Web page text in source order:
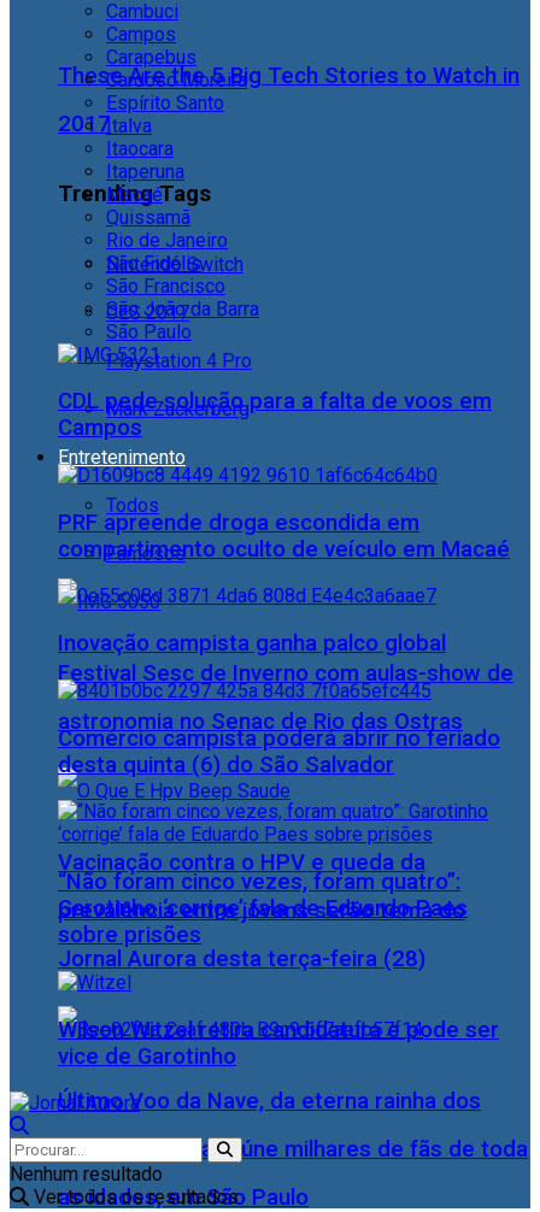
These Are the 5 Big Tech Stories to Watch in
2017
Trending Tags
Nintendo Switch
CES 2017
Playstation 4 Pro
Mark Zuckerberg
Entretenimento
Todos
Famosos
Festival Sesc de Inverno com aulas-show de
astronomia no Senac de Rio das Ostras
Vacinação contra o HPV e queda da
prevalência entre jovens serão tema do
Jornal Aurora desta terça-feira (28)
Último Voo da Nave, da eterna rainha dos
Baixinhos, Xuxa reúne milhares de fãs de toda
as idades, em São Paulo
Cambuci
Campos
Carapebus
Cardoso Moreira
Espírito Santo
Italva
Itaocara
Itaperuna
Macaé
Quissamã
Rio de Janeiro
São Fidélis
São Francisco
São João da Barra
São Paulo
CDL pede solução para a falta de voos em
Campos
PRF apreende droga escondida em
compartimento oculto de veículo em Macaé
Inovação campista ganha palco global
Comércio campista poderá abrir no feriado
desta quinta (6) do São Salvador
“Não foram cinco vezes, foram quatro”:
Garotinho ‘corrige’ fala de Eduardo Paes
sobre prisões
Wilson Witzel retira candidatura e pode ser
vice de Garotinho
Nenhum resultado
Ver todos os resultados